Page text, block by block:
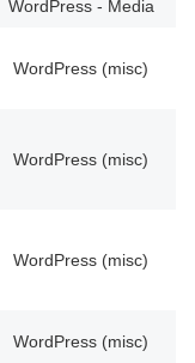
WordPress - Media
WordPress (misc)
WordPress (misc)
WordPress (misc)
WordPress (misc)